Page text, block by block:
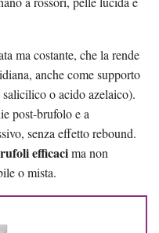
ma costante, che la rende
anche come supporto
o acido azelaico).
post-brufolo e a
senza effetto rebound.
efficacima non
o mista.